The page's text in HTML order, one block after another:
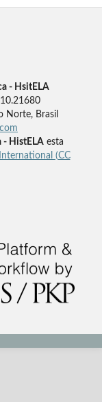
- HsitELA
Norte, Brasil
- HistELA esta
(CC